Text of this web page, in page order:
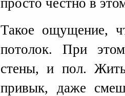
просто честно в
Такое ощущение,
потолок. При
стены, и пол.
привык, даже